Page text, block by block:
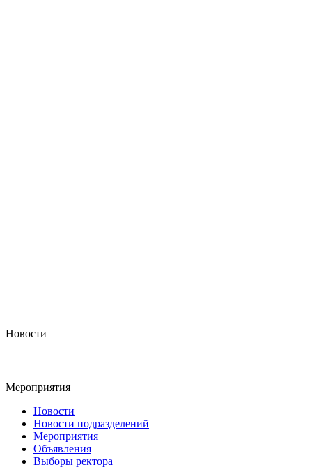
Новости
Мероприятия
Новости
Новости подразделений
Мероприятия
Объявления
Выборы ректора